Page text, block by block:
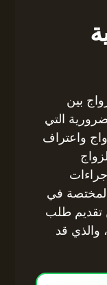
بين
التي
واعتراف
في
تقديم طلب
والذي قد